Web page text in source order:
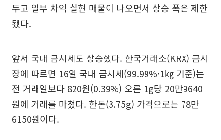
두고 일부 차익 실현 매물이 나오면서 상승 폭은 제한
됐다.
앞서 국내 금시세도 상승했다. 한국거래소(KRX) 금시
장에 따르면 16일 국내 금시세(99.99%·1㎏ 기준)는
전 거래일보다 820원(0.39%) 오른 1g당 20만9640
원에 거래를 마쳤다. 한돈(3.75g) 가격으로는 78만
6150원이다.